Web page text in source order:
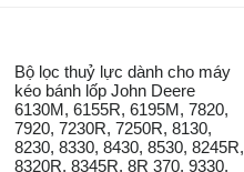
Bộ lọc thuỷ lực dành cho máy
kéo bánh lốp John Deere
6130M, 6155R, 6195M, 7820,
7920, 7230R, 7250R, 8130,
8230, 8330, 8430, 8530, 8245R,
8320R, 8345R, 8R 370, 9330,